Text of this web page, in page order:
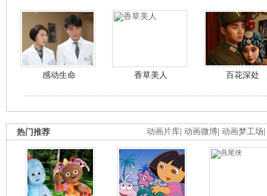
感动生命 香草美人 百花深处
动画片库 动画微博 动画梦工场
热门推荐